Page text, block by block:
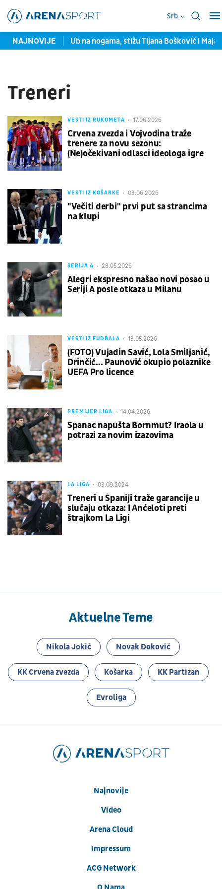
Srb
NAJNOVIJE
sa Monakom Ub na nogama, stižu Tijana Bošković i
Treneri
VESTI IZ RUKOMETA 17.06.2026
Crvena zvezda i Vojvodina traže
trenere za novu sezonu:
(Ne)očekivani odlasci ideologa igre
VESTI IZ KOŠARKE 03.06.2026
"Večiti derbi" prvi put sa strancima
na klupi
SERIJA A 28.05.2026
Alegri ekspresno našao novi posao u
Seriji A posle otkaza u Milanu
VESTI IZ FUDBALA 13.05.2026
(FOTO) Vujadin Savić, Lola Smiljanić,
Drinčić... Paunović okupio polaznike
UEFA Pro licence
PREMIJER LIGA 14.04.2026
Španac napušta Bornmut? Iraola u
potrazi za novim izazovima
LA LIGA 03.09.2024
Treneri u Španiji traže garancije u
slučaju otkaza: I Anćeloti preti
štrajkom La Ligi
Aktuelne Teme
Nikola Jokić Novak Đoković
KK Crvena zvezda Košarka KK Partizan
Evroliga
Najnovije
Video
Arena Cloud
Impressum
ACG Network